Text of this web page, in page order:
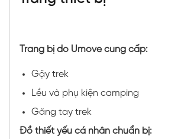
Trang bị do Umove cung cấp:
Gậy trek
Lều và phụ kiện camping
Găng tay trek
Đồ thiết yếu cá nhân chuẩn bị: